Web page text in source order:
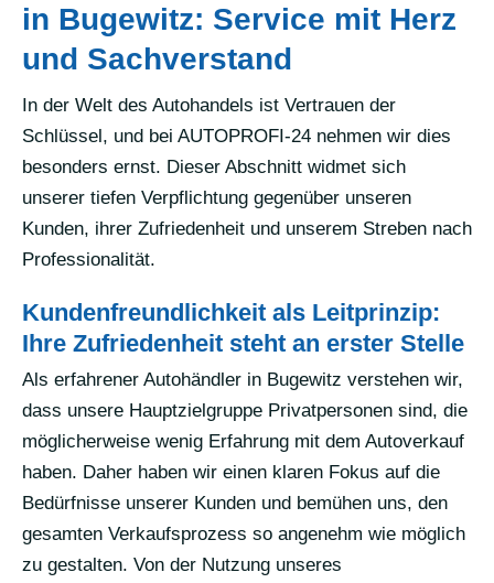
in Bugewitz: Service mit Herz
und Sachverstand
In der Welt des Autohandels ist Vertrauen der
Schlüssel, und bei AUTOPROFI-24 nehmen wir dies
besonders ernst. Dieser Abschnitt widmet sich
unserer tiefen Verpflichtung gegenüber unseren
Kunden, ihrer Zufriedenheit und unserem Streben nach
Professionalität.
Kundenfreundlichkeit als Leitprinzip:
Ihre Zufriedenheit steht an erster Stelle
Als erfahrener Autohändler in Bugewitz verstehen wir,
dass unsere Hauptzielgruppe Privatpersonen sind, die
möglicherweise wenig Erfahrung mit dem Autoverkauf
haben. Daher haben wir einen klaren Fokus auf die
Bedürfnisse unserer Kunden und bemühen uns, den
gesamten Verkaufsprozess so angenehm wie möglich
zu gestalten. Von der Nutzung unseres